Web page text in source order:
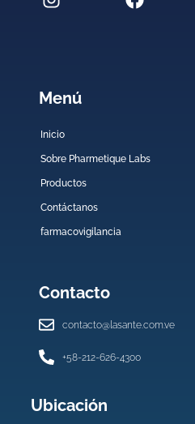
Menú
Inicio
Sobre Pharmetique Labs
Productos
Contáctanos
farmacovigilancia
Contacto
contacto@lasante.com.ve
+58-212-626-4300
Ubicación